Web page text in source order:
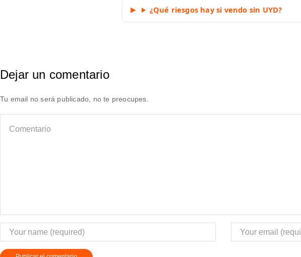
¿Qué riesgos hay si vendo sin UYD?
Dejar un comentario
Tu email no será publicado, no te preocupes.